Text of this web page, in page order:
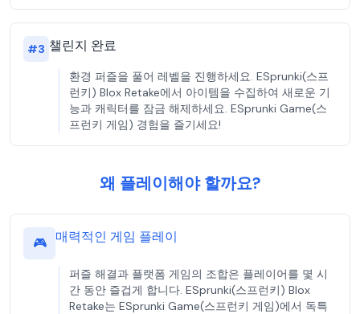
#3 챌린지 완료
환경 퍼즐을 풀어 레벨을 진행하세요. ESprunki(스프
런키) Blox Retake에서 아이템을 수집하여 새로운 기
능과 캐릭터를 잠금 해제하세요. ESprunki Game(스
프런키 게임) 경험을 즐기세요!
왜 플레이해야 할까요?
🎮 매력적인 게임 플레이
퍼즐 해결과 플랫폼 게임의 조합은 플레이어를 몇 시
간 동안 즐겁게 합니다. ESprunki(스프런키) Blox
Retake는 ESprunki Game(스프런키 게임)에서 독특